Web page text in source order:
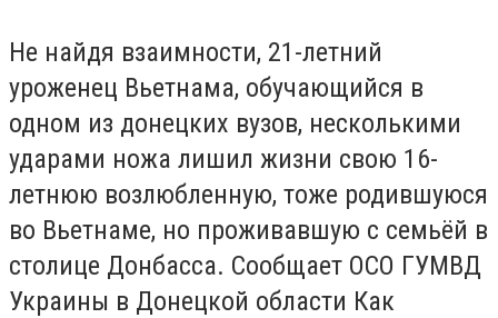
Не найдя взаимности, 21-летний
уроженец Вьетнама, обучающийся в
одном из донецких вузов, несколькими
ударами ножа лишил жизни свою 16-
летнюю возлюбленную, тоже родившуюся
во Вьетнаме, но проживавшую с семьёй в
столице Донбасса. Cообщает ОСО ГУМВД
Украины в Донецкой области Как